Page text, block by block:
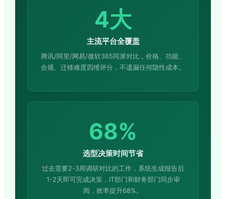
4大
主流平台全覆盖
腾讯/阿里/网易/微软365同屏对比，价格、功能、
合规、迁移难度四维评分，不遗漏任何隐性成本。
68%
选型决策时间节省
过去需要2-3周调研对比的工作，系统生成报告后
1-2天即可完成决策，IT部门和财务部门同步审
阅，效率提升68%。